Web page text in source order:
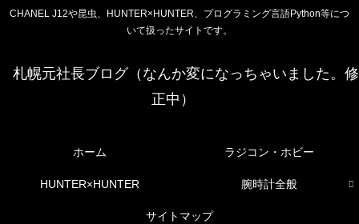
CHANEL J12や昆虫、HUNTER×HUNTER、プログラミング言語Python等につ
いて扱ったサイトです。
札幌元社長ブログ（なんか変になっちゃいました。修
正中）
ホーム ラジコン・ホビー
HUNTER×HUNTER 腕時計全般
サイトマップ